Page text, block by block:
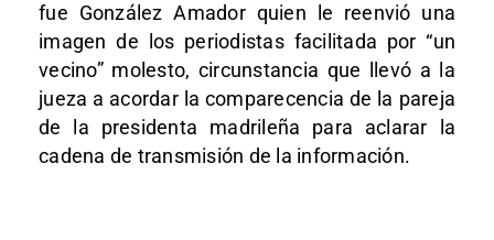
fue González Amador quien le reenvió una
imagen de los periodistas facilitada por “un
vecino” molesto, circunstancia que llevó a la
jueza a acordar la comparecencia de la pareja
de la presidenta madrileña para aclarar la
cadena de transmisión de la información.